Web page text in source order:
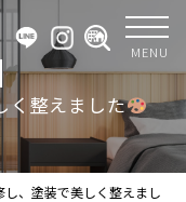
MENU
く整えました
し、塗装で美しく整えまし